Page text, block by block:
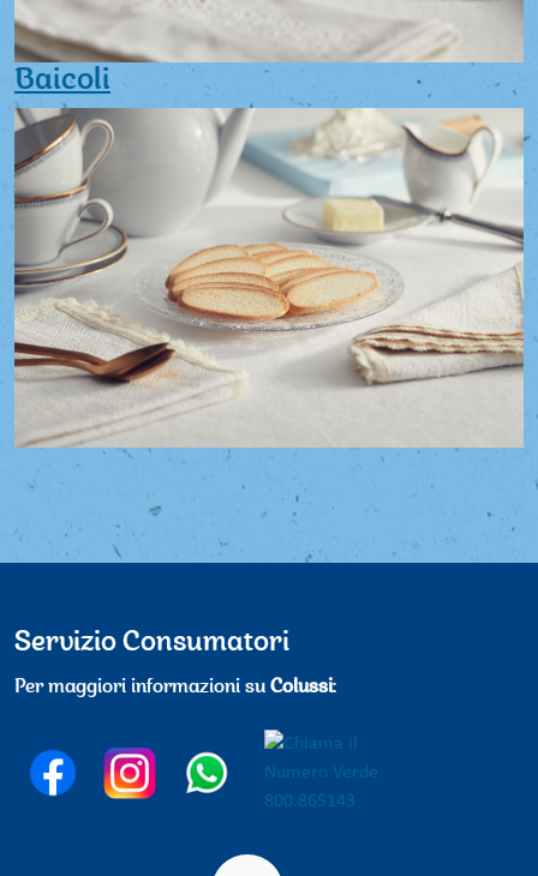
Baicoli
Servizio Consumatori
Per maggiori informazioni suColussi: